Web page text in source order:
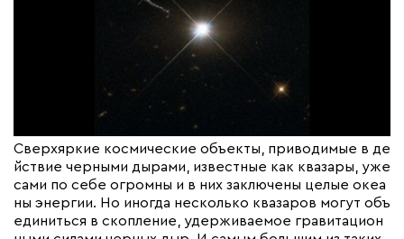
Сверхяркие космические объекты, приводимые в де
йствие черными дырами, известные как квазары, уже
сами по себе огромны и в них заключены целые океа
ны энергии. Но иногда несколько квазаров могут объ
единиться в скопление, удерживаемое гравитацион